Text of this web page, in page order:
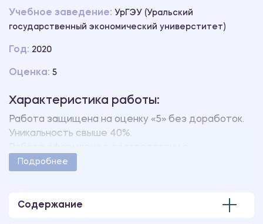
Учебное заведение: УрГЭУ (Уральский
государственный экономический универститет)
Год: 2020
Оценка: 5
Характеристика работы:
Работа защищена на оценку «5» без доработок.
Уникальность свыше 40%.
методическими указаниями учебного заведения.
Подробнее
Содержание